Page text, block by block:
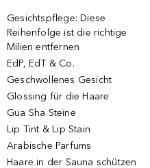
Gesichtspflege: Diese
Reihenfolge ist die richtige
Milien entfernen
EdP, EdT & Co.
Geschwollenes Gesicht
Glossing für die Haare
Gua Sha Steine
Lip Tint & Lip Stain
Arabische Parfums
Haare in der Sauna schützen